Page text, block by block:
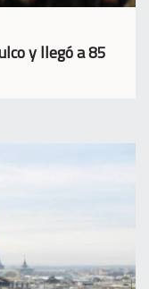
y llegó a 85